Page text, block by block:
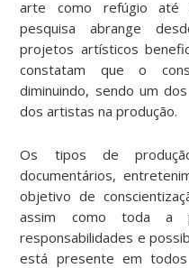
arte como refúgio até
pesquisa abrange
projetos artísticos
constatam que o
diminuindo, sendo um
dos artistas na produção.
Os tipos de
documentários,
objetivo de
assim como toda a
responsabilidades e
está presente em